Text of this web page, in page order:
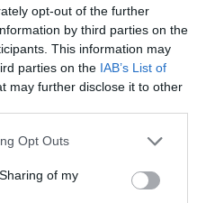
opt-out of the further
by third parties on the
This information may
parties on the IAB’s List of
may further disclose it to other
Opt Outs
of my
COMMENTAIRE